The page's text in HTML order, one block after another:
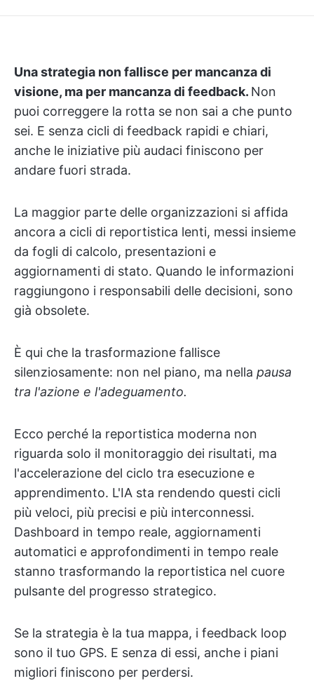
Una strategia non fallisce per mancanza di
visione, ma per mancanza di feedback. Non
puoi correggere la rotta se non sai a che punto
sei. E senza cicli di feedback rapidi e chiari,
anche le iniziative più audaci finiscono per
andare fuori strada.
La maggior parte delle organizzazioni si affida
ancora a cicli di reportistica lenti, messi insieme
da fogli di calcolo, presentazioni e
aggiornamenti di stato. Quando le informazioni
raggiungono i responsabili delle decisioni, sono
già obsolete.
È qui che la trasformazione fallisce
silenziosamente: non nel piano, ma nella pausa
tra l'azione e l'adeguamento.
Ecco perché la reportistica moderna non
riguarda solo il monitoraggio dei risultati, ma
l'accelerazione del ciclo tra esecuzione e
apprendimento. L'IA sta rendendo questi cicli
più veloci, più precisi e più interconnessi.
Dashboard in tempo reale, aggiornamenti
automatici e approfondimenti in tempo reale
stanno trasformando la reportistica nel cuore
pulsante del progresso strategico.
Se la strategia è la tua mappa, i feedback loop
sono il tuo GPS. E senza di essi, anche i piani
migliori finiscono per perdersi.